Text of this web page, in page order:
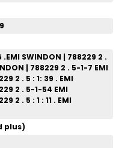
.EMI SWINDON | 788229 2 .
| 788229 2 . 5-1-7 EMI
2 . 5 : 1: 39 . EMI
2 . 5-1-54 EMI
2 . 5 : 1 : 11 . EMI
plus)